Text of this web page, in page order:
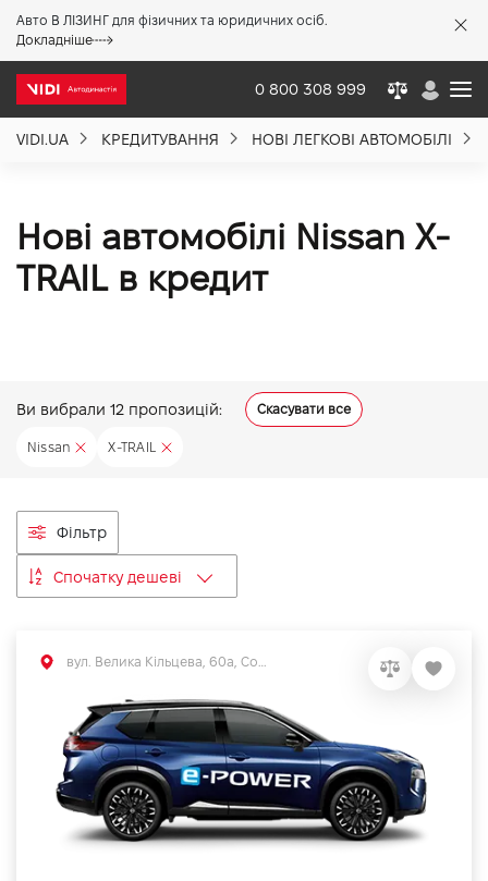
Авто В ЛІЗИНГ для фізичних та юридичних осіб.
Докладніше
0 800 308 999
VIDI.UA КРЕДИТУВАННЯ НОВІ ЛЕГКОВІ АВТОМОБІЛІ
Нові автомобілі Nissan X-
TRAIL в кредит
Ви вибрали 12 пропозицій: Скасувати все
Nissan X-TRAIL
Фільтр
Спочатку дешеві
Акції %
Новини
Вакансії
VIDI Кар'єра
Контакти
акціями, послугами та новинками